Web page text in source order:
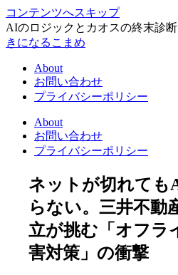
コンテンツへスキップ
AIのロジックとカオスの終末診断
きになるこまめ
About
お問い合わせ
プライバシーポリシー
About
お問い合わせ
プライバシーポリシー
ネットが切れても
らない。三井不動
立が挑む「オフラ
害対策」の衝撃